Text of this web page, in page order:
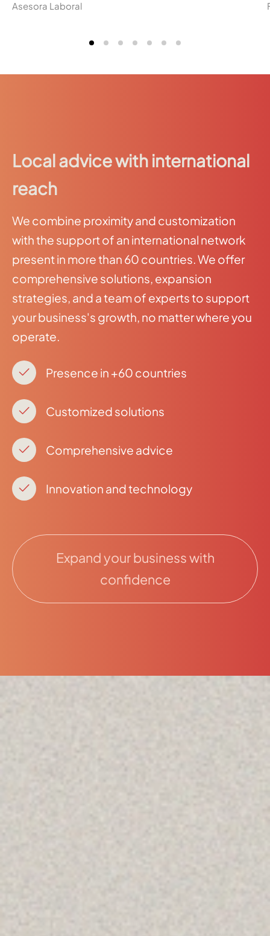
Asesora Laboral
Local advice with international
reach
We combine proximity and customization
with the support of an international network
present in more than 60 countries. We offer
comprehensive solutions, expansion
strategies, and a team of experts to support
your business's growth, no matter where you
operate.
Presence in +60 countries
Customized solutions
Comprehensive advice
Innovation and technology
Expand your business with
confidence